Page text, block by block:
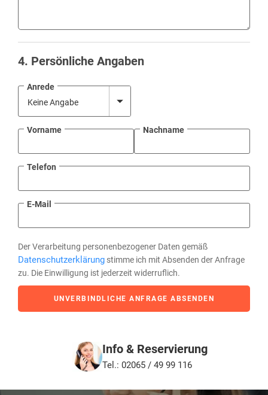
4. Persönliche Angaben
Anrede
Vorname Nachname
Telefon
E-Mail
Der Verarbeitung personenbezogener Daten gemäß
Datenschutzerklärung stimme ich mit Absenden der Anfrage
zu. Die Einwilligung ist jederzeit widerruflich.
UNVERBINDLICHE ANFRAGE ABSENDEN
Info & Reservierung
Tel.: 02065 / 49 99 116